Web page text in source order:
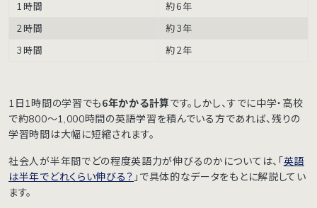
1時間
約6年
2時間
約3年
3時間
約2年
1日1時間の学習でも6年かかる計算です。しかし、すでに中学・高校
で約800〜1,000時間の英語学習を積んでいる方であれば、残りの
学習時間は大幅に短縮されます。
社会人が半年間でどの程度英語力が伸びるのかについては、「 英語
は半年でどれくらい伸びる？ 」で具体的なデータをもとに解説してい
ます。